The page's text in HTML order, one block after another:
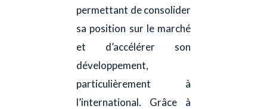
permettant de consolider
sa position sur le marché
et d’accélérer son
développement,
particulièrement à
l’international. Grâce à